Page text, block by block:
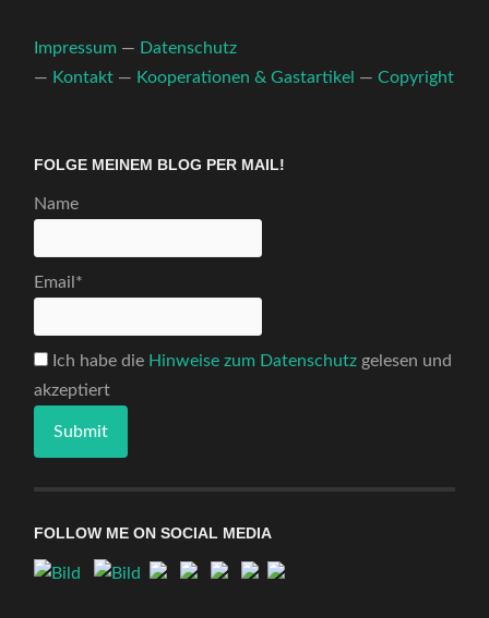
Impressum — Datenschutz
— Kontakt — Kooperationen & Gastartikel —Copyright
FOLGE MEINEM BLOG PER MAIL!
Name
Email*
Ich habe die Hinweise zum Datenschutz gelesen und
akzeptiert
FOLLOW ME ON SOCIAL MEDIA